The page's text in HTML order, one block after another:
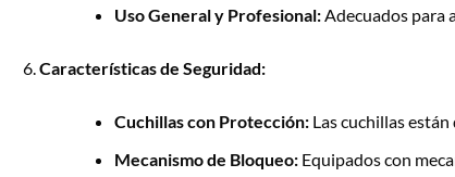
Uso General y Profesional:Adecuados para
Características de Seguridad:
Cuchillas con Protección:Las cuchillas
Mecanismo de Bloqueo:Equipados con